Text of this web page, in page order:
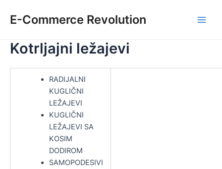
E-Commerce Revolution
Kotrljajni ležajevi
RADIJALNI
KUGLIČNI
LEŽAJEVI
KUGLIČNI
LEŽAJEVI SA
KOSIM
DODIROM
SAMOPODESIVI